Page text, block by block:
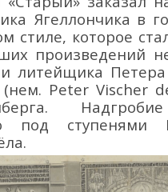
а Ягеллончика в
стиле, которое
произведений
и литейщика
(нем. Peter Vischer
под ступенями